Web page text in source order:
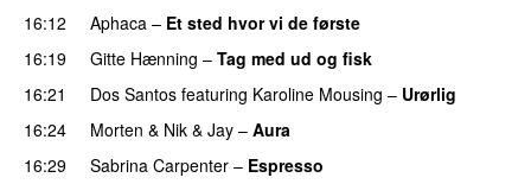
16:12
Aphaca – Et sted hvor vi de første
16:19
Gitte Hænning – Tag med ud og fisk
16:21
Dos Santos featuring Karoline Mousing – Urørlig
16:24
Morten & Nik & Jay – Aura
16:29
Sabrina Carpenter – Espresso